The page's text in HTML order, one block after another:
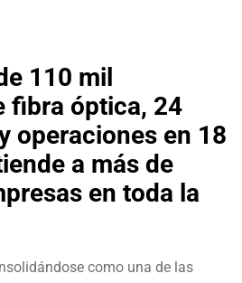
110 mil
fibra óptica, 24
operaciones en 18
a más de
en toda la
como una de las